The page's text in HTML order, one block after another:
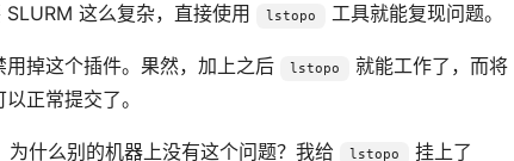
这么复杂，直接使用 lstopo 工具就能复现问题。
用掉这个插件。果然，加上之后 lstopo
就能工作了，而将
正常提交了。
什么别的机器上没有这个问题？我给 lstopo
挂上了